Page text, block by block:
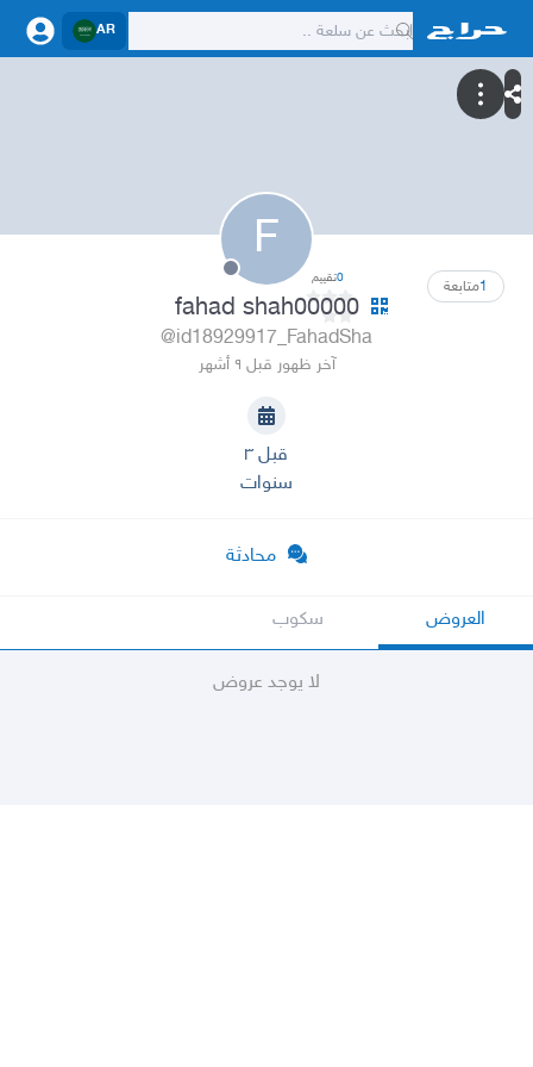
AR
F
1متابعة 0تقييم
fahad shah00000
@id18929917_FahadSha
آخر ظهور قبل ٩ أشهر
قبل ٣
سنوات
محادثة
العروض سكوب
لا يوجد عروض